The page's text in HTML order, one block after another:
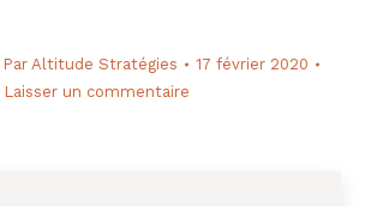
Par Altitude Stratégies
17 février 2020
Laisser un commentaire